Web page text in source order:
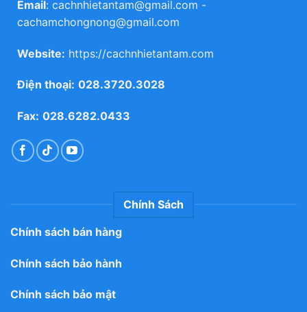
Email: cachnhietantam@gmail.com -
cachamchongnong@gmail.com
Website: https://cachnhietantam.com
Điện thoại: 028.3720.3028
Fax: 028.6282.0433
Chính Sách
Chính sách bán hàng
Chính sách bảo hành
Chính sách bảo mật